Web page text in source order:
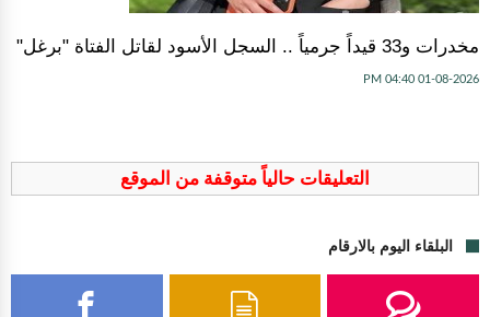
مخدرات و33 قيداً جرمياً .. السجل الأسود لقاتل الفتاة "برغل"
01-08-2026 04:40 PM
التعليقات حالياً متوقفة من الموقع
البلقاء اليوم بالارقام